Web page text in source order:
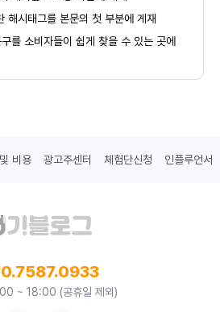
해시태그를 본문의 첫 부분에 게재
를 소비자들이 쉽게 찾을 수 있는 곳에
비용 광고주센터 체험단신청 인플루언서
~ 18:00 (공휴일 제외)